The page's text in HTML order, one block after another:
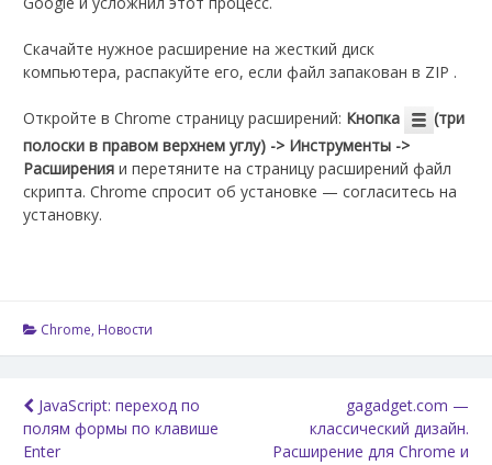
Скачайте нужное расширение на жесткий диск
компьютера, распакуйте его, если файл запакован в ZIP .
Откройте в Chrome страницу расширений: Кнопка
(три
полоски в правом верхнем углу) -> Инструменты ->
Расширения и перетяните на страницу расширений файл
скрипта. Chrome спросит об установке — согласитесь на
установку.
Chrome, Новости
Навигация
по
JavaScript: переход по
полям формы по клавише
Enter
gagadget.com —
классический дизайн.
Расширение для Chrome и